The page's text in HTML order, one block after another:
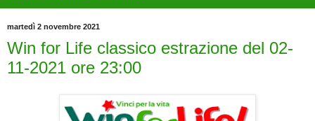
martedì 2 novembre 2021
Win for Life classico estrazione del 02-
11-2021 ore 23:00